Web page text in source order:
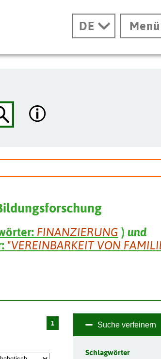
DE Menü
FINANZIERUNG ) und
"VEREINBARKEIT VON
1 Suche verfeinern
Schlagwörter